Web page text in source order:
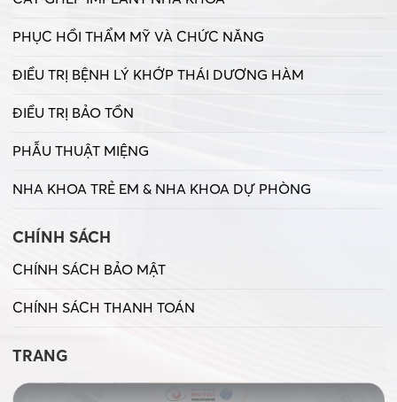
PHỤC HỒI THẨM MỸ VÀ CHỨC NĂNG
ĐIỀU TRỊ BỆNH LÝ KHỚP THÁI DƯƠNG HÀM
ĐIỀU TRỊ BẢO TỒN
PHẪU THUẬT MIỆNG
NHA KHOA TRẺ EM & NHA KHOA DỰ PHÒNG
CHÍNH SÁCH
CHÍNH SÁCH BẢO MẬT
CHÍNH SÁCH THANH TOÁN
TRANG